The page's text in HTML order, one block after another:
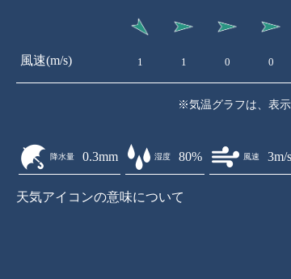
風速(m/s) 1 1 0 0
※気温グラフは、表
降水量 0.3mm 湿度 80% 風速 3m/s
天気アイコンの意味について